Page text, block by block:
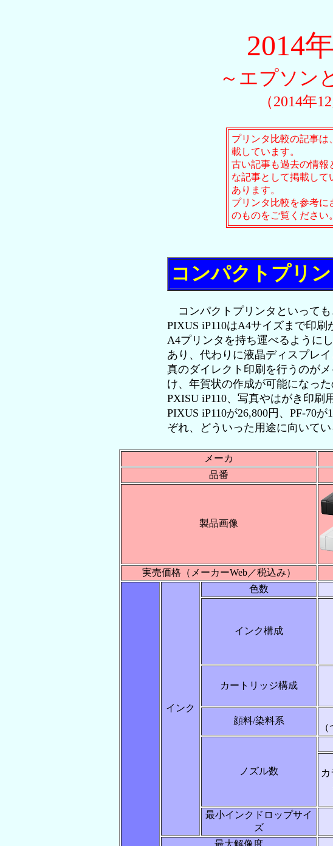
2014
～エプソン
（2014年
プリンタ比較の記事は
載しています。
古い記事も過去の情報
な記事として掲載し
あります。
プリンタ比較を参考に
のものをご覧ください。
コンパクトプリン
コンパクトプリンタといっても
PIXUS iP110はA4サイズまで印
A4プリンタを持ち運べるように
あり、代わりに液晶ディスプレ
真のダイレクト印刷を行うのが
け、年賀状の作成が可能になっ
PXISU iP110、写真やはがき印刷
PIXUS iP110が26,800円、PF-70
ぞれ、どういった用途に向いてい
メーカ
品番
製品画像
実売価格（メーカーWeb／税込み）
インク
色数
インク構成
カートリッジ構成
顔料/染料系
ノズル数
最小インクドロップサイ
ズ
最大解像度